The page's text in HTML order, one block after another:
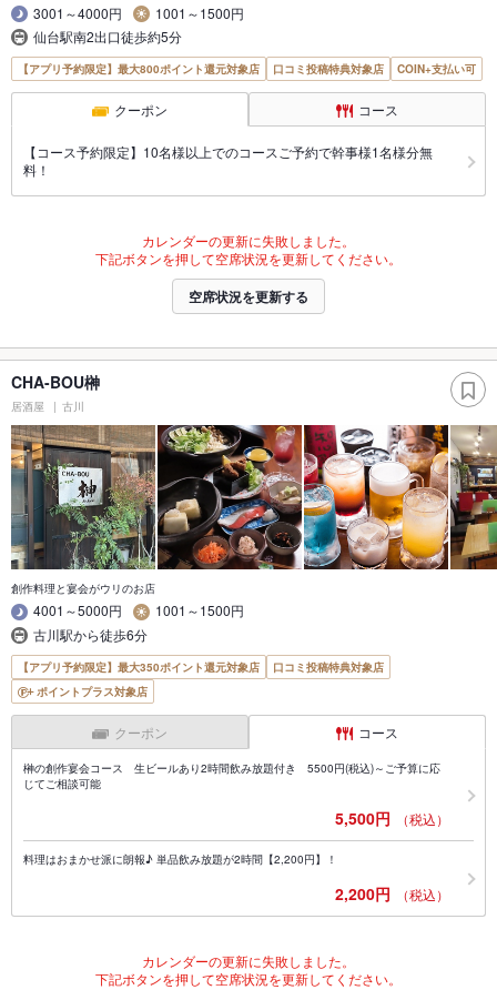
3001～4000円
1001～1500円
仙台駅南2出口徒歩約5分
【アプリ予約限定】最大800ポイント還元対象店 口コミ投稿特典対象店 COIN+支払い可
クーポン コース
【コース予約限定】10名様以上でのコースご予約で幹事様1名様分無
料！
カレンダーの更新に失敗しました。
下記ボタンを押して空席状況を更新してください。
空席状況を更新する
CHA-BOU榊
居酒屋 古川
創作料理と宴会がウリのお店
4001～5000円
1001～1500円
古川駅から徒歩6分
【アプリ予約限定】最大350ポイント還元対象店
口コミ投稿特典対象店
ポイントプラス対象店
クーポン コース
榊の創作宴会コース 生ビールあり2時間飲み放題付き 5500円(税込)～ご予算に応
じてご相談可能
5,500円 （税込）
料理はおまかせ派に朗報♪ 単品飲み放題が2時間【2,200円】！
2,200円 （税込）
カレンダーの更新に失敗しました。
下記ボタンを押して空席状況を更新してください。